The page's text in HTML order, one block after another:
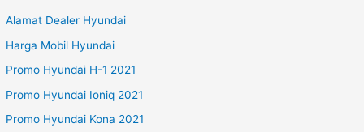
Alamat Dealer Hyundai
Harga Mobil Hyundai
Promo Hyundai H-1 2021
Promo Hyundai Ioniq 2021
Promo Hyundai Kona 2021